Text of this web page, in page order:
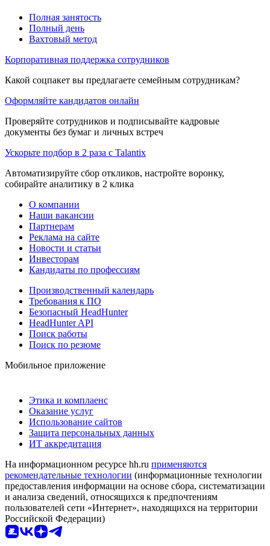
Полная занятость
Полный день
Вахтовый метод
Корпоративная поддержка сотрудников
Какой соцпакет вы предлагаете семейным сотрудникам?
Оформляйте кандидатов онлайн
Проверяйте сотрудников и подписывайте кадровые
документы без бумаг и личных встреч
Ускорьте подбор в 2 раза с Talantix
Автоматизируйте сбор откликов, настройте воронку,
собирайте аналитику в 2 клика
О компании
Наши вакансии
Партнерам
Реклама на сайте
Новости и статьи
Инвесторам
Кандидаты по профессиям
Производственный календарь
Требования к ПО
Безопасный HeadHunter
HeadHunter API
Поиск работы
Поиск по резюме
Мобильное приложение
Этика и комплаенс
Оказание услуг
Использование сайтов
Защита персональных данных
ИТ аккредитация
На информационном ресурсе hh.ru применяются
рекомендательные технологии (информационные технологии
предоставления информации на основе сбора, систематизации
и анализа сведений, относящихся к предпочтениям
пользователей сети «Интернет», находящихся на территории
Российской Федерации)